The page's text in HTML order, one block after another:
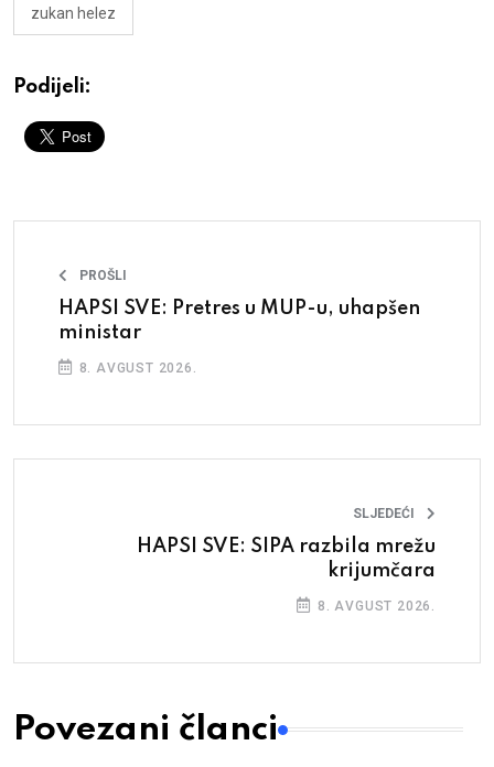
zukan helez
Podijeli:
PROŠLI
HAPSI SVE: Pretres u MUP-u, uhapšen
ministar
8. AVGUST 2026.
SLJEDEĆI
HAPSI SVE: SIPA razbila mrežu
krijumčara
8. AVGUST 2026.
Povezani članci